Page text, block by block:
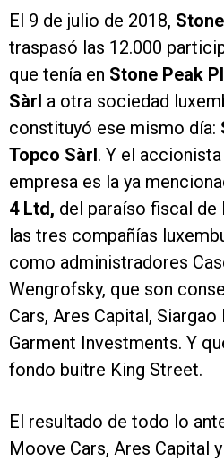
El 9 de julio de 2018,
traspasó las 12.000
que tenía en Stone Peak
Sàrl a otra sociedad
constituyó ese mismo día:
Topco Sàrl. Y el
empresa es la ya
4 Ltd, del paraíso fiscal de
las tres compañías
como administradores
Wengrofsky, que son
Cars, Ares Capital,
Garment Investments. Y
fondo buitre King Street.
El resultado de todo lo
Moove Cars, Ares Capital